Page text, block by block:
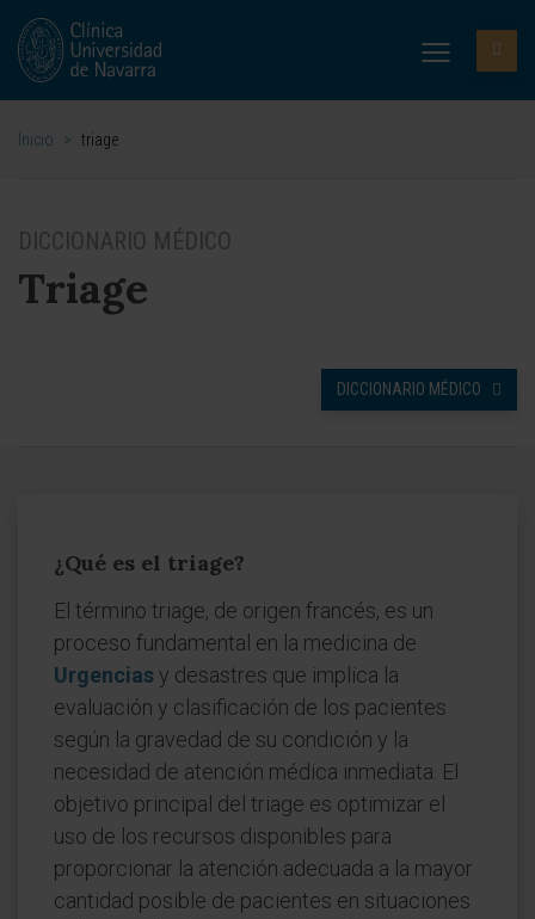
Inicio > triage
DICCIONARIO MÉDICO
Triage
DICCIONARIO MÉDICO
¿Qué es el triage?
El término triage, de origen francés, es un
proceso fundamental en la medicina de
Urgenciasy desastres que implica la
evaluación y clasificación de los pacientes
según la gravedad de su condición y la
necesidad de atención médica inmediata. El
objetivo principal del triage es optimizar el
uso de los recursos disponibles para
proporcionar la atención adecuada a la mayor
cantidad posible de pacientes en situaciones